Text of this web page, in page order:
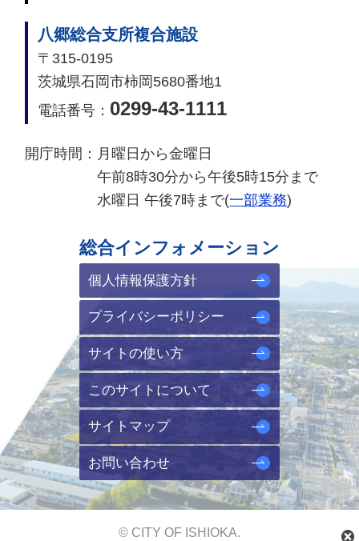
八郷総合支所複合施設
〒315-0195
茨城県石岡市柿岡5680番地1
電話番号： 0299-43-1111
開庁時間： 月曜日から金曜日
午前8時30分から午後5時15分まで
水曜日 午後7時まで(一部業務)
総合インフォメーション
個人情報保護方針
プライバシーポリシー
サイトの使い方
このサイトについて
サイトマップ
お問い合わせ
© CITY OF ISHIOKA.